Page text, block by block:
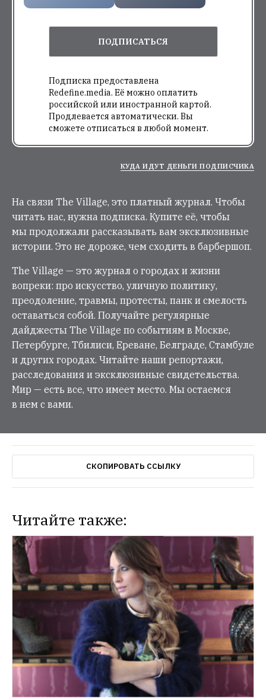
ПОДПИСАТЬСЯ
Подписка предоставлена
Redefine.media. Её можно оплатить
российской или иностранной картой.
Продлевается автоматически. Вы
сможете отписаться в любой момент.
КУДА ИДУТ ДЕНЬГИ ПОДПИСЧИКА
На связи The Village, это платный журнал. Чтобы
читать нас, нужна подписка. Купите её, чтобы
мы продолжали рассказывать вам эксклюзивные
истории. Это не дороже, чем сходить в барбершоп.
The Village — это журнал о городах и жизни
вопреки: про искусство, уличную политику,
преодоление, травмы, протесты, панк и смелость
оставаться собой. Получайте регулярные
дайджесты The Village по событиям в Москве,
Петербурге, Тбилиси, Ереване, Белграде, Стамбуле
и других городах. Читайте наши репортажи,
расследования и эксклюзивные свидетельства.
Мир — есть все, что имеет место. Мы остаемся
в нем с вами.
СКОПИРОВАТЬ ССЫЛКУ
Читайте также: